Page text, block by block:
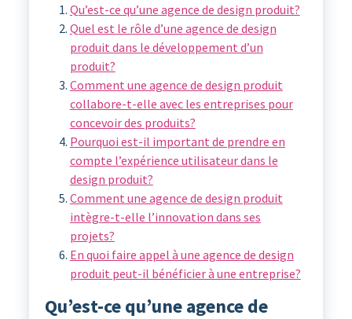
Qu’est-ce qu’une agence de design produit?
Quel est le rôle d’une agence de design
produit dans le développement d’un
produit?
Comment une agence de design produit
collabore-t-elle avec les entreprises pour
concevoir des produits?
Pourquoi est-il important de prendre en
compte l’expérience utilisateur dans le
design produit?
Comment une agence de design produit
intègre-t-elle l’innovation dans ses
projets?
En quoi faire appel à une agence de design
produit peut-il bénéficier à une entreprise?
Qu’est-ce qu’une agence de